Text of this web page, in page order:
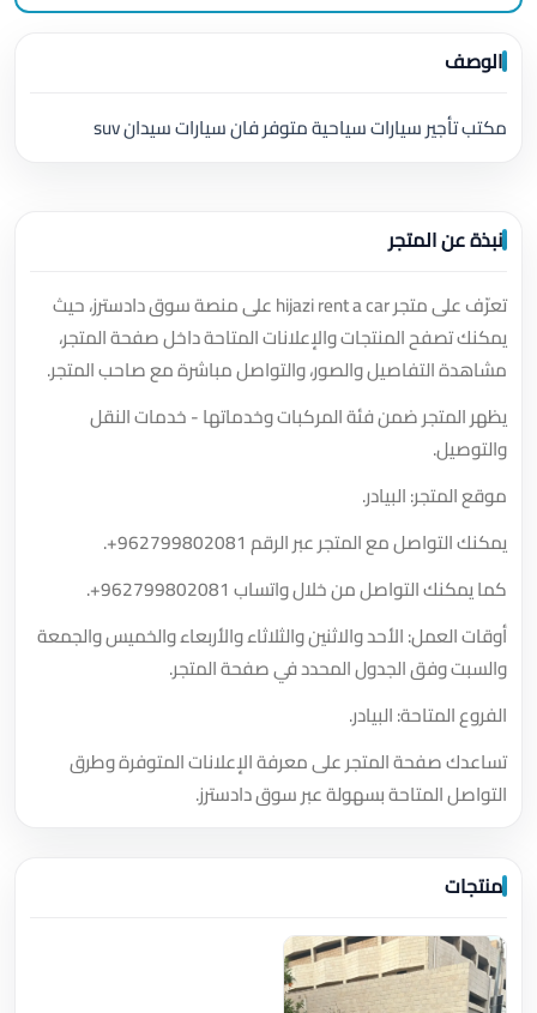
الوصف
مكتب تأجير سيارات سياحية متوفر فان سيارات سيدان suv
نبذة عن المتجر
تعرّف على متجر hijazi rent a car على منصة سوق دادسترز، حيث
يمكنك تصفح المنتجات والإعلانات المتاحة داخل صفحة المتجر،
مشاهدة التفاصيل والصور، والتواصل مباشرة مع صاحب المتجر.
يظهر المتجر ضمن فئة المركبات وخدماتها - خدمات النقل
والتوصيل.
موقع المتجر: البيادر.
يمكنك التواصل مع المتجر عبر الرقم +962799802081
.
كما يمكنك التواصل من خلال واتساب +962799802081
.
أوقات العمل: الأحد والاثنين والثلاثاء والأربعاء والخميس والجمعة
والسبت وفق الجدول المحدد في صفحة المتجر.
الفروع المتاحة: البيادر.
تساعدك صفحة المتجر على معرفة الإعلانات المتوفرة وطرق
التواصل المتاحة بسهولة عبر سوق دادسترز.
منتجات